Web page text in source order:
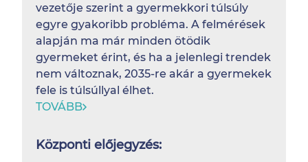
vezetője szerint a gyermekkori túlsúly
egyre gyakoribb probléma. A felmérések
alapján ma már minden ötödik
gyermeket érint, és ha a jelenlegi trendek
nem változnak, 2035-re akár a gyermekek
fele is túlsúllyal élhet.
TOVÁBB
Központi előjegyzés: